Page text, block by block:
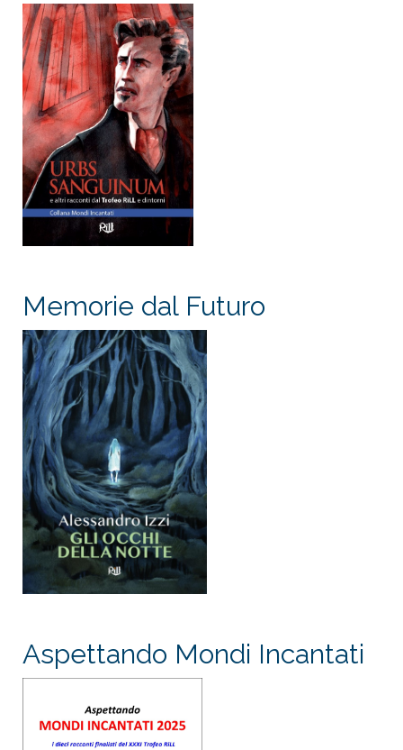
Memorie dal Futuro
Aspettando Mondi Incantati